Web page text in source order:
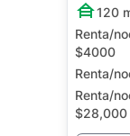
120
Renta/
$4000
Renta/
Renta/
$28,000